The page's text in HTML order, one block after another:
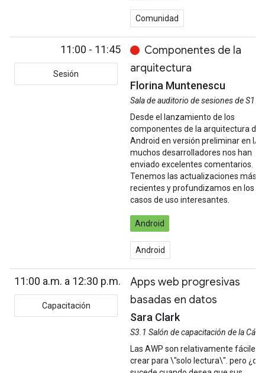
Comunidad
11:00 - 11:45
Sesión
Componentes de la
arquitectura
Florina Muntenescu
Sala de auditorio de sesiones de S1
Desde el lanzamiento de los
componentes de la arquitectura de
Android en versión preliminar en I/O,
muchos desarrolladores nos han
enviado excelentes comentarios.
Tenemos las actualizaciones más
recientes y profundizamos en los
casos de uso interesantes.
Android
Android
11:00 a.m. a 12:30 p.m.
Capacitación
Apps web progresivas
basadas en datos
Sara Clark
S3.1 Salón de capacitación de la
Las AWP son relativamente fáciles
crear para \"solo lectura\". pero